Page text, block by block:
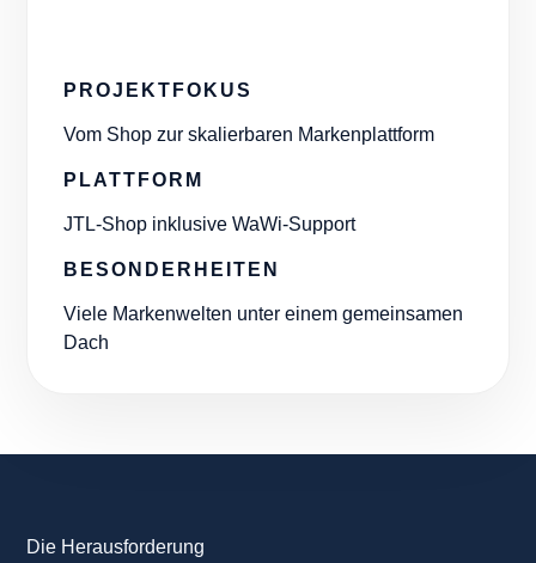
PROJEKTFOKUS
Vom Shop zur skalierbaren Markenplattform
PLATTFORM
JTL-Shop inklusive WaWi-Support
BESONDERHEITEN
Viele Markenwelten unter einem gemeinsamen
Dach
Die Herausforderung